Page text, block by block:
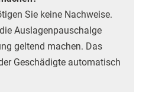
Sie keine Nachweise.
Auslagenpauschalge
geltend machen. Das
Geschädigte automatisch